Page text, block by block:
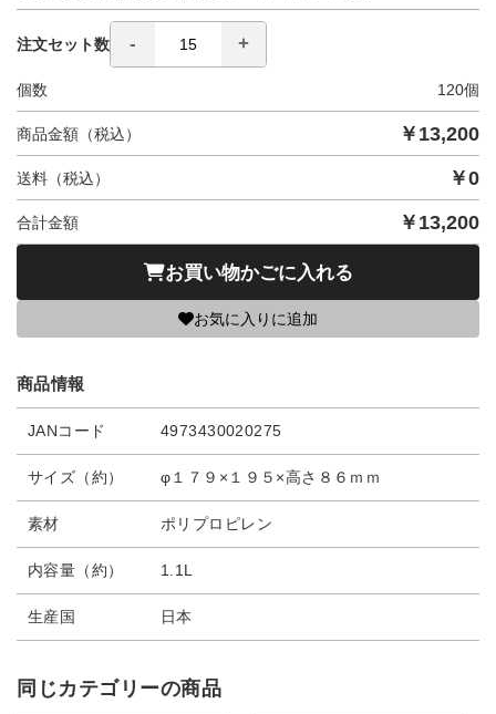
注文セット数
個数 120個
商品金額（税込） ￥ 13,200
送料（税込） ￥0
合計金額 ￥ 13,200
お買い物かごに入れる
お気に入りに追加
商品情報
JANコード 4973430020275
サイズ（約） φ１７９×１９５×高さ８６ｍｍ
素材 ポリプロピレン
内容量（約） 1.1L
生産国 日本
同じカテゴリーの商品